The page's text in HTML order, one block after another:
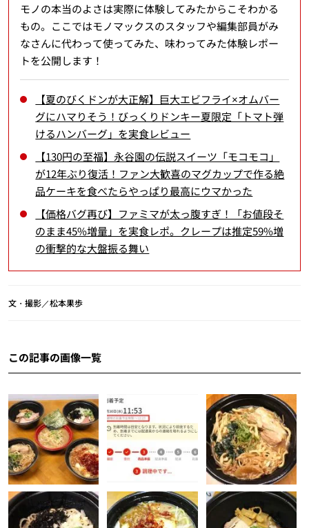
モノの本当のよさは実際に体験してみたからこそわかる
もの。ここではモノマックスのスタッフや編集部員がみ
なさんに代わって使ってみた、味わってみた体験レポー
トを公開します！
【夏のびくドンが大正解】巨大エビフライ×オムバー
グにハマりそう！びっくりドンキー夏限定「トマト弾
けるハンバーグ」を実食レビュー
【130円の至福】永谷園の伝説スイーツ「モコモコ」
が12年ぶり復活！ファン大歓喜のマグカップで作る絶
品ケーキを食べたらやっぱり最高にウマかった
【価格バグ再び】ファミマが太っ腹すぎ！「お値段そ
のまま45%増量」を実食レポ。クレープは推定59%増
の衝撃的な大盤振る舞い
文・撮影／松本果歩
この記事の画像一覧